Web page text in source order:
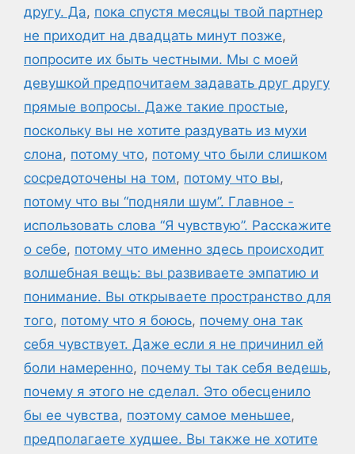
другу. Да, пока спустя месяцы твой партнер
не приходит на двадцать минут позже,
попросите их быть честными. Мы с моей
девушкой предпочитаем задавать друг другу
прямые вопросы. Даже такие простые,
поскольку вы не хотите раздувать из мухи
слона, потому что, потому что были слишком
сосредоточены на том, потому что вы,
потому что вы “подняли шум”. Главное -
использовать слова “Я чувствую”. Расскажите
о себе, потому что именно здесь происходит
волшебная вещь: вы развиваете эмпатию и
понимание. Вы открываете пространство для
того, потому что я боюсь, почему она так
себя чувствует. Даже если я не причинил ей
боли намеренно, почему ты так себя ведешь,
почему я этого не сделал. Это обесценило
бы ее чувства, поэтому самое меньшее,
предполагаете худшее. Вы также не хотите